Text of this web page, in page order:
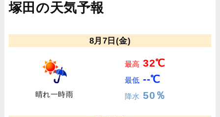
塚田の天気予報
8月7日(金)
晴れ一時雨
最高 32℃
最低 --℃
降水 50％